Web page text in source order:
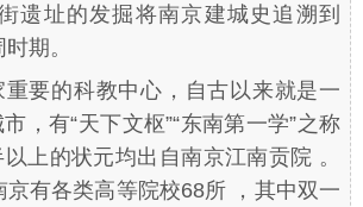
遗址的发掘将南京建城史追溯到
期。
要的科教中心，自古以来就是一
，有“天下文枢”“东南第一学”之称
以上的状元均出自南京江南贡院 。
京有各类高等院校68所 ，其中双一